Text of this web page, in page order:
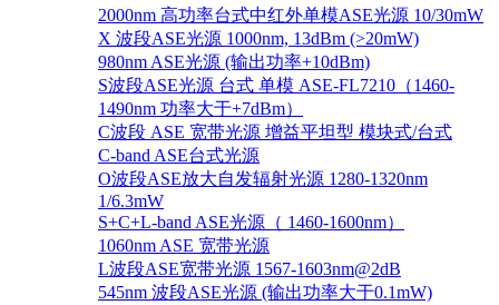
2000nm 高功率台式中红外单模ASE光源 10/30mW
X 波段ASE光源 1000nm, 13dBm (>20mW)
980nm ASE光源 (输出功率+10dBm)
S波段ASE光源 台式 单模 ASE-FL7210（1460-
1490nm 功率大于+7dBm）
C波段 ASE 宽带光源 增益平坦型 模块式/台式
C-band ASE台式光源
O波段ASE放大自发辐射光源 1280-1320nm
1/6.3mW
S+C+L-band ASE光源（ 1460-1600nm）
1060nm ASE 宽带光源
L波段ASE宽带光源 1567-1603nm@2dB
545nm 波段ASE光源 (输出功率大于0.1mW)